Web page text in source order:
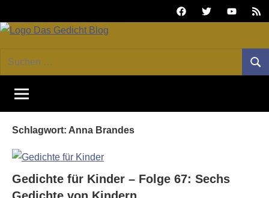
Inhalt
FacebookTwitterYoutube
GEDICHT
blog
Forum
von
DAS
Essay
und
Kritik
Suchen
nach:
Schlagwort: Anna Brandes
Gedichte für Kinder – Folge 67: Sechs